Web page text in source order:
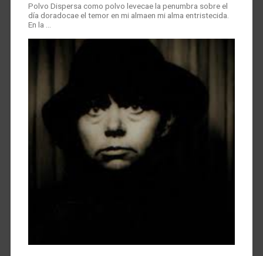
Polvo Dispersa como polvo levecae la penumbra sobre el
día doradocae el temor en mi almaen mi alma entristecida.
En la …